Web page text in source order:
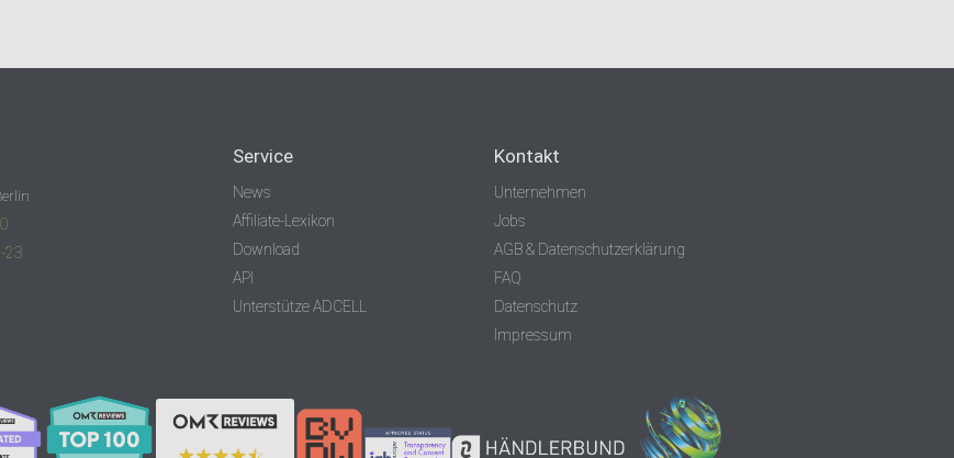
23
Service
News
Affiliate-Lexikon
Download
API
Unterstütze ADCELL
Kontakt
Unternehmen
Jobs
AGB & Datenschutzerklärung
FAQ
Datenschutz
Impressum